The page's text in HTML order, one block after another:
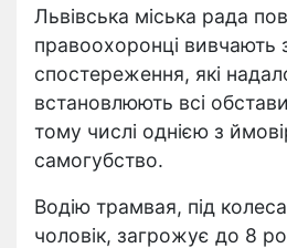
Львівська міська рада
правоохоронці вивчають
спостереження, які
встановлюють всі
тому числі однією з
самогубство.
Водію трамвая, під
чоловік, загрожує до 8